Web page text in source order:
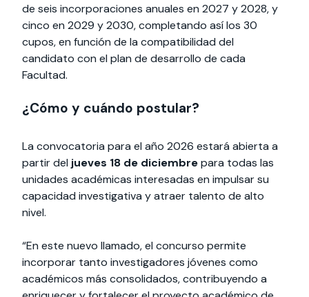
de seis incorporaciones anuales en 2027 y 2028, y
cinco en 2029 y 2030, completando así los 30
cupos, en función de la compatibilidad del
candidato con el plan de desarrollo de cada
Facultad.
¿Cómo y cuándo postular?
La convocatoria para el año 2026 estará abierta a
partir del jueves 18 de diciembrepara todas las
unidades académicas interesadas en impulsar su
capacidad investigativa y atraer talento de alto
nivel.
“En este nuevo llamado, el concurso permite
incorporar tanto investigadores jóvenes como
académicos más consolidados, contribuyendo a